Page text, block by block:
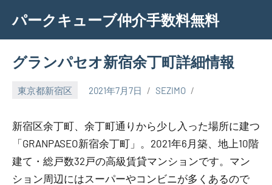
content
パークキューブ仲介手数料無料
グランパセオ新宿余丁町詳細情報
東京都新宿区 2021年7月7日 SEZIMO
新宿区余丁町、余丁町通りから少し入った場所に建つ
「GRANPASEO新宿余丁町」。2021年6月築、地上10階
建て・総戸数32戸の高級賃貸マンションです。マン
ション周辺にはスーパーやコンビニが多くあるので